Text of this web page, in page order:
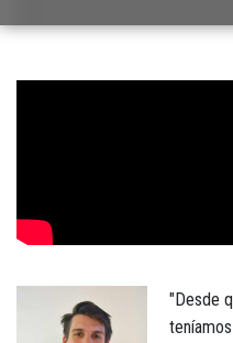
"Desde